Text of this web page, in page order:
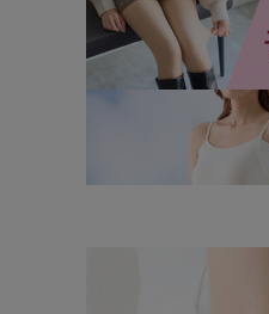
ナイトブラ ノンワイヤ
ルームウ
カテゴリから探す